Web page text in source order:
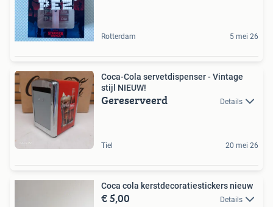
Rotterdam 5 mei 26
Coca-Cola servetdispenser - Vintage
stijl NIEUW!
Gereserveerd Details
Tiel 20 mei 26
Coca cola kerstdecoratiestickers nieuw
€ 5,00 Details